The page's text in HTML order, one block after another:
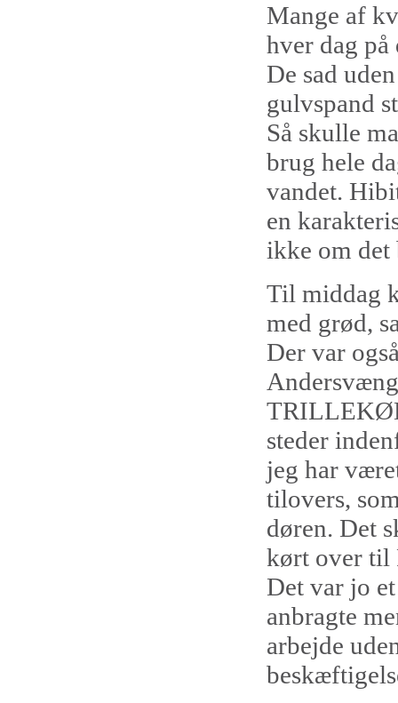
Mange af
hver dag på
De sad
gulvspand
Så skulle
brug hele
vandet.
en
ikke om det
Til middag
med grød,
Der var
steder
jeg har
tilovers,
døren. Det
kørt over til
Det var jo
anbragte
arbejde